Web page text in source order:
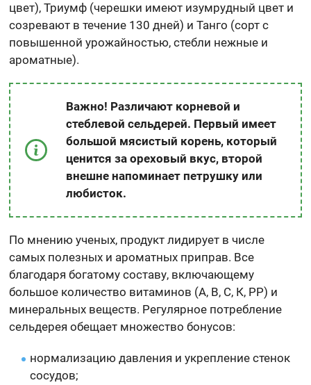
цвет), Триумф (черешки имеют изумрудный цвет и
созревают в течение 130 дней) и Танго (сорт с
повышенной урожайностью, стебли нежные и
ароматные).
Важно! Различают корневой и
стеблевой сельдерей. Первый имеет
большой мясистый корень, который
ценится за ореховый вкус, второй
внешне напоминает петрушку или
любисток.
По мнению ученых, продукт лидирует в числе
самых полезных и ароматных приправ. Все
благодаря богатому составу, включающему
большое количество витаминов (А, В, С, К, РР) и
минеральных веществ. Регулярное потребление
сельдерея обещает множество бонусов:
нормализацию давления и укрепление стенок
сосудов;